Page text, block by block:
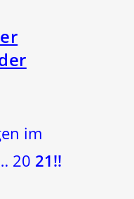
im
20 21!!